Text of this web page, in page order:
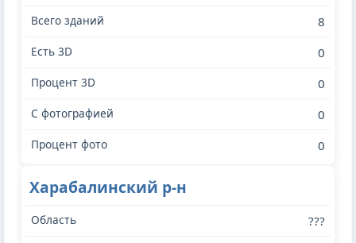
8
0
0
0
0
Харабалинский р-н
???